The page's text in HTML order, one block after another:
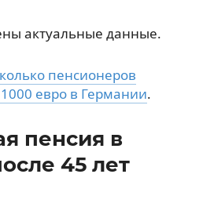
актуальные данные.
пенсионеров
евро в Германии.
пенсия в
45 лет